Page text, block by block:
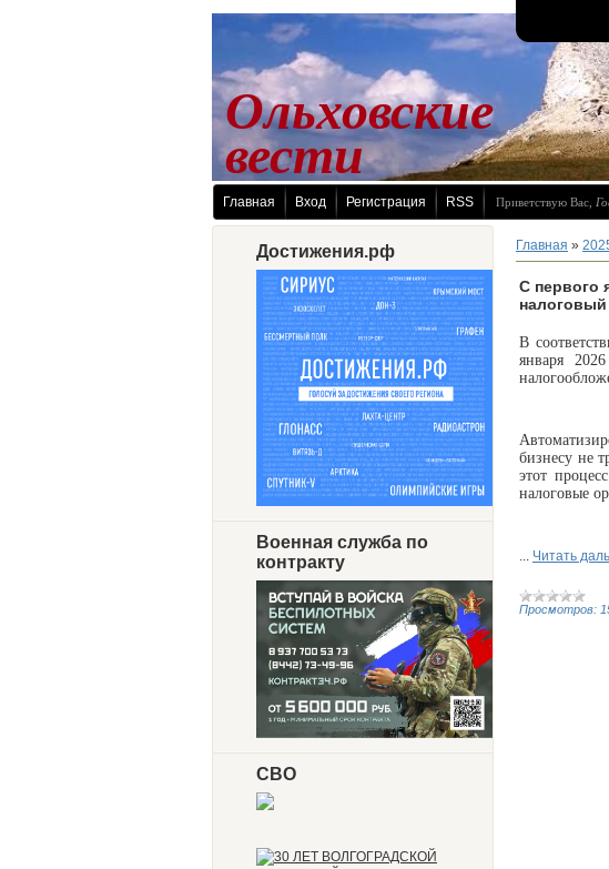
Ольховские
вести
Главная Вход Регистрация RSS Приветствую Вас
Достижения.рф
Военная служба по
контракту
СВО
Главная »
С первого
В
января
бизнесу не
этот
налоговые
... Читать
Просмотров: